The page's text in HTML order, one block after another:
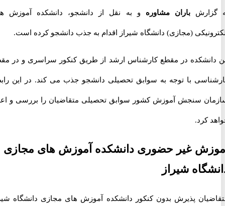
باران مشاورهو به نقل از دانشجو، دانشکده آموزش های
(مجازی) دانشگاه شیراز اقدام به جذب دانشجو کرده است.
در مقطع کارشناس ارشد از طریق کنکور سراسری و در مقطع
با توجه به سوابق تحصیلی دانشجو جذب می کند. در این رابطه
سنجش آموزش کشور سوابق تحصیلی متقاضیان را بررسی و اعلام
کرد.
غیر حضوری دانشکده آموزش های مجازی
شیراز
پذیرش بدون کنکور دانشکده آموزش های مجازی دانشگاه شیراز